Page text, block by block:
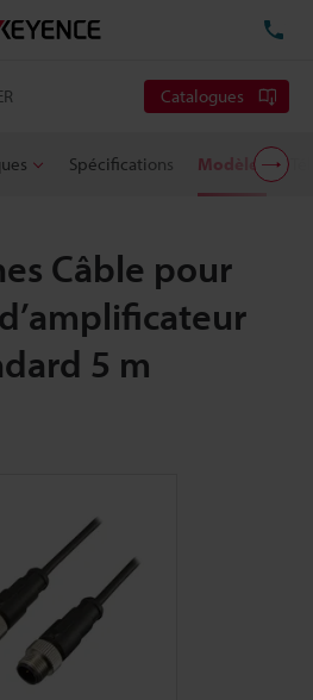
Catalogues
Spécifications Modèles
Câble pour
5 m